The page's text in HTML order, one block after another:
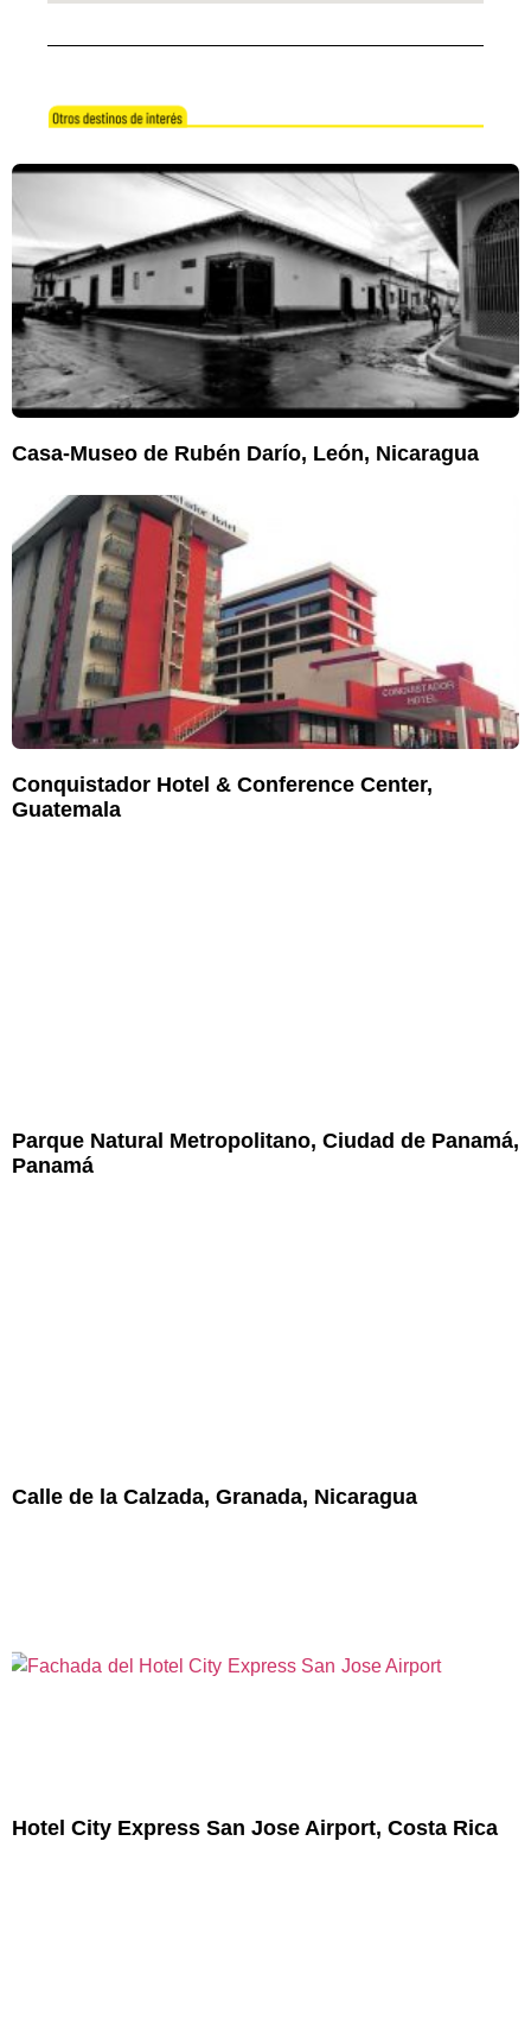
Casa-Museo de Rubén Darío, León, Nicaragua
Conquistador Hotel & Conference Center,
Guatemala
Parque Natural Metropolitano, Ciudad de Panamá,
Panamá
Calle de la Calzada, Granada, Nicaragua
Hotel City Express San Jose Airport, Costa Rica